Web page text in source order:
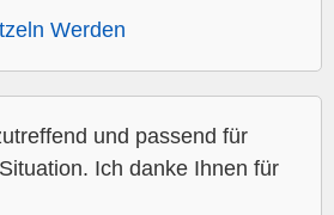
Werden
und passend für
Ich danke Ihnen für